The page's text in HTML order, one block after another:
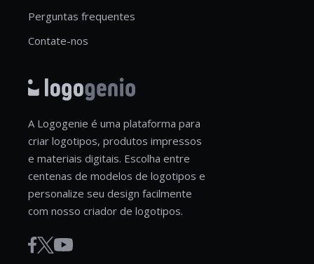
Perguntas frequentes
Contate-nos
A Logogenie é uma plataforma para
criar logotipos, produtos impressos
e materiais digitais. Escolha entre
centenas de modelos de logotipos e
personalize seu design facilmente
com nosso criador de logotipos.